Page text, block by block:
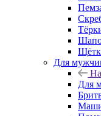
Для
Для